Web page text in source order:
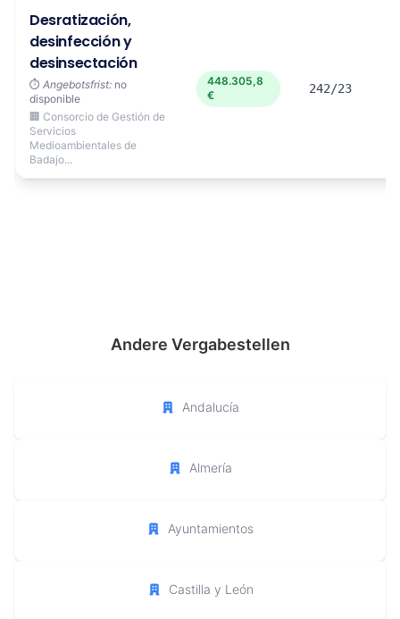
Desratización,
desinfección y
desinsectación
⏱️ Angebotsfrist: no
disponible
🏢 Consorcio de Gestión de
Servicios
Medioambientales de
Badajo...
448.305,8
€
242/23
Andere Vergabestellen
Andalucía
Almería
Ayuntamientos
Castilla y León